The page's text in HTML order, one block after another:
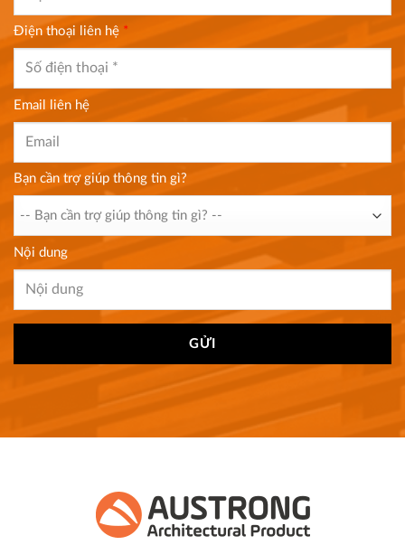
Điện thoại liên hệ *
Email liên hệ
Bạn cần trợ giúp thông tin gì?
Nội dung